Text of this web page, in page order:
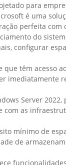
para
é uma
perfeita
do
configurar
têm
Server
as
mínimo de
de